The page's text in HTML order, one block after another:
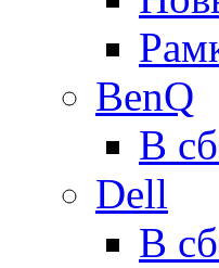
BenQ
В
Dell
В